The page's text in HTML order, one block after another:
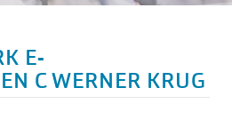
E-
C WERNER KRUG